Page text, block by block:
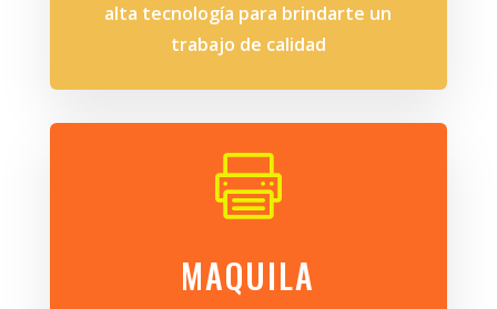
alta tecnología para brindarte un
trabajo de calidad

MAQUILA